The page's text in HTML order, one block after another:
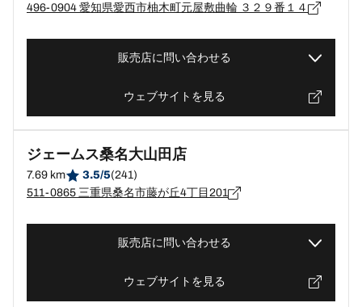
496-0904 愛知県愛西市柚木町元屋敷曲輪 ３２９番１４
販売店に問い合わせる
ウェブサイトを見る
ジェームス桑名大山田店
7.69 km 3.5/5(241)
511-0865 三重県桑名市藤が丘4丁目201
販売店に問い合わせる
ウェブサイトを見る